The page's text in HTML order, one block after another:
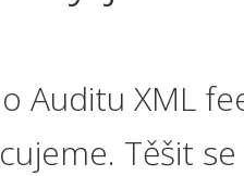
Auditu XML
Těšit